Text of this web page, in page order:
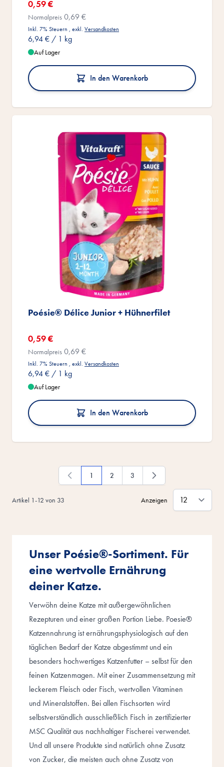
0,59 €
Normalpreis 0,69 €
Inkl. 7% Steuern , exkl. Versandkosten
6,94 € / 1 kg
Auf Lager
In den Warenkorb
Poésie® Délice Junior + Hühnerfilet
Sonderangebot
0,59 €
Normalpreis 0,69 €
Inkl. 7% Steuern , exkl. Versandkosten
6,94 € / 1 kg
Auf Lager
In den Warenkorb
Artikel 1-12 von 33
Du liest gerade die Seite
1 Seite
2 Seite
3
Anzeigen
Unser Poésie®-Sortiment. Für
eine wertvolle Ernährung
deiner Katze.
Verwöhn deine Katze mit außergewöhnlichen
Rezepturen und einer großen Portion Liebe. Poesie®
Katzennahrung ist ernährungsphysiologisch auf den
täglichen Bedarf der Katze abgestimmt und ein
besonders hochwertiges Katzenfutter – selbst für den
feinen Katzenmagen. Mit einer Zusammensetzung mit
leckerem Fleisch oder Fisch, wertvollen Vitaminen
und Mineralstoffen. Bei allen Fischsorten wird
selbstverständlich ausschließlich Fisch in zertifizierter
MSC Qualität aus nachhaltiger Fischerei verwendet.
Und all unsere Produkte sind natürlich ohne Zusatz
von Zucker, die meisten auch ohne Zusatz von